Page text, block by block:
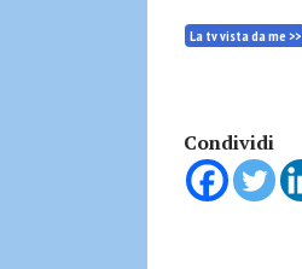
La tv vista da me >>
Condividi